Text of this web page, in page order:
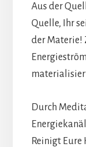
Aus der
Quelle, Ihr
der Materie!
materialisiert
Durch
Reinigt Eure